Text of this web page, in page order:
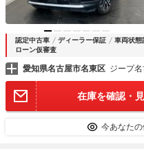
認定中古車 ディーラー保証 車両状態
ローン仮審査
愛知県名古屋市名東区
在庫を確認・
今あなたの